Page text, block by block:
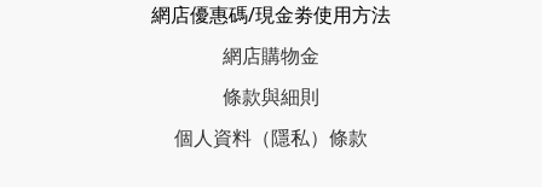
網店優惠碼/現金劵使用方法
網店購物金
條款與細則
個人資料（隱私）條款